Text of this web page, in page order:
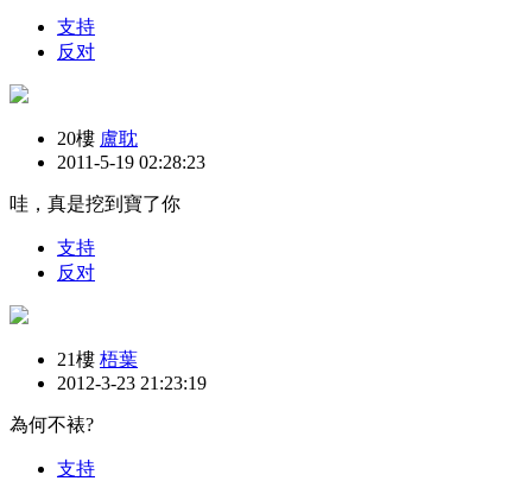
支持
反对
20樓 盧耽
2011-5-19 02:28:23
哇，真是挖到寶了你
支持
反对
21樓 梧葉
2012-3-23 21:23:19
為何不裱?
支持